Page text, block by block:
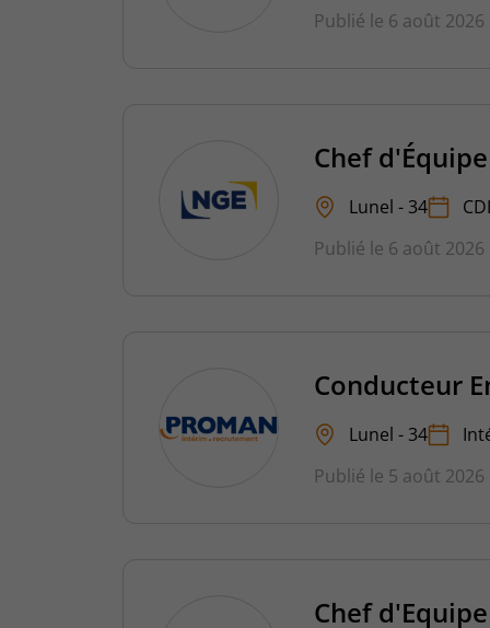
Publié le 6 août 2026
Chef
Lunel - 34 CDI
Publié le 6 août 2026
Conducteur
Lunel - 34
Publié le 5 août 2026
Chef